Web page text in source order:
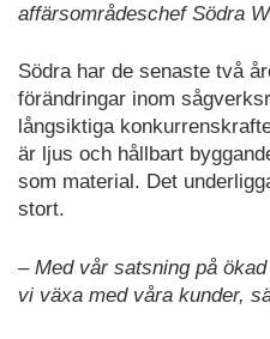
affärsområdeschef Södra
Södra har de senaste två
förändringar inom
långsiktiga
är ljus och hållbart
som material. Det
stort.
– Med vår satsning på
vi växa med våra kunder,